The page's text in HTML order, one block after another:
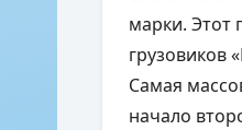
марки. Этот
грузовиков
Самая
начало